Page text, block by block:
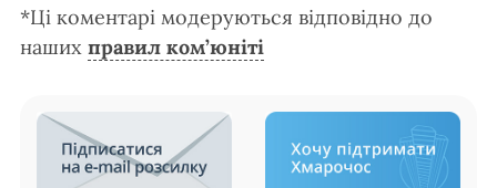
*Ці коментарі модеруються відповідно до
наших правил ком’юніті